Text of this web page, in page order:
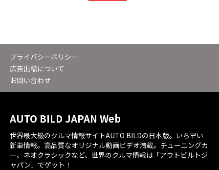
プライバシーポリシー
広告出稿について
お問い合わせ
AUTO BILD JAPAN Web
世界最大級のクルマ情報サイトAUTO BILDの日本版。いち早い
新車情報。高品質なオリジナル動画ビデオ満載。チューニングカ
ー、ネオクラシックなど、世界のクルマ情報は「アウトビルトジ
ャパン」でゲット！